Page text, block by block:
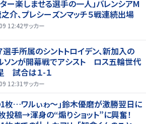
ター楽しませる選手の一人」バレンシアM
介、プレシーズンマッチ５戦連続出場
12:42サッカー
選手所属のシントトロイデン、新加入の
ソンが開幕戦でアシスト ロス五輪世代
試合は１-１
12:31サッカー
枚…ワルぃゎ〜｣鈴木優磨が激勝翌日に
投稿→渾身の“煽りショット”に興奮！